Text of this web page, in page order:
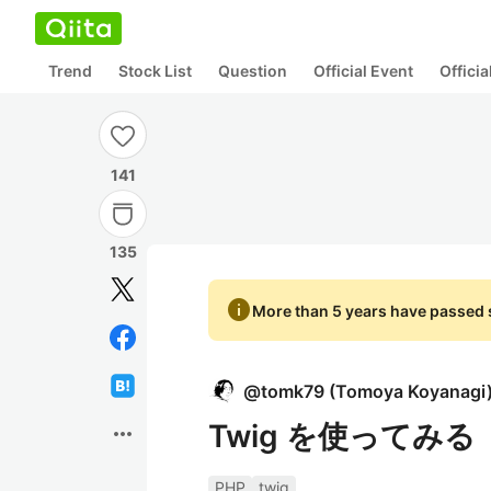
Trend Stock List Question Official Event
141
135
more_horiz
infoMore than 5 years have passed
@tomk79 (Tomoya Koyanagi)
Twig を使ってみる
PHP
twig